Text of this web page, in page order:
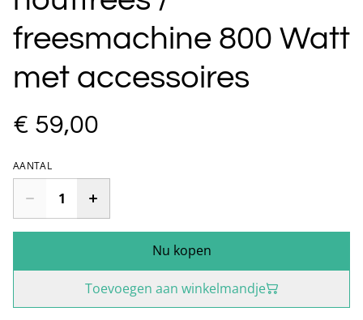
freesmachine 800 Watt
met accessoires
€ 59,00
AANTAL
Nu kopen
Toevoegen aan winkelmandje